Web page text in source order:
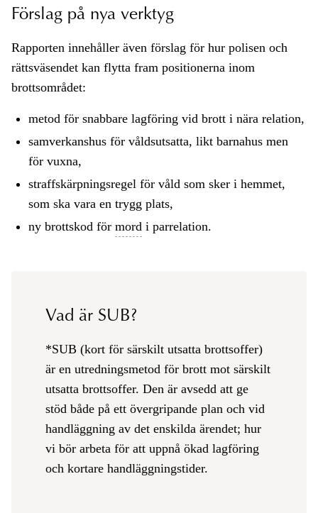
Förslag på nya verktyg
Rapporten innehåller även förslag för hur polisen och
rättsväsendet kan flytta fram positionerna inom
brottsområdet:
metod för snabbare lagföring vid brott i nära relation,
samverkanshus för våldsutsatta, likt barnahus men
för vuxna,
straffskärpningsregel för våld som sker i hemmet,
som ska vara en trygg plats,
ny brottskod för mord i parrelation.
Vad ä​r SUB?
*SUB (kort för ​särskilt utsatta brottsoffer)
är en utredningsmetod för brott mot särskilt
utsatta brottsoffer​. Den är avsedd att ge
stöd både på ett övergripande plan och vid
handläggning av det enskilda ärendet; hur
vi bör arbeta för att uppnå ökad lagföring
och kortare handläggningstider.